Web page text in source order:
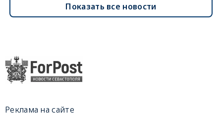
Показать все новости
Реклама на сайте